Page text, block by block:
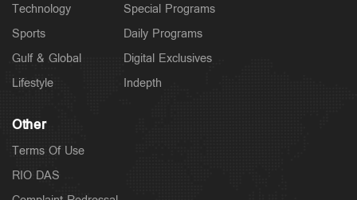
Technology
Sports
Gulf & Global
Lifestyle
Special Programs
Daily Programs
Digital Exclusives
Indepth
Other
Terms Of Use
RIO DAS